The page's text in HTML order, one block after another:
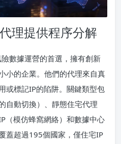
理提供程序分解
數據運營的首選，擁有創新
小的企業。他們的代理來自真
或標記IP的陷阱。關鍵類型包
自動切換）、靜態住宅代理
（模仿蜂窩網絡）和數據中心
蓋超過195個國家，僅住宅IP